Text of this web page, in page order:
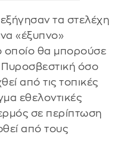
τα στελέχη
«έξυπνο»
οποίο θα μπορούσε
όσο
από τις τοπικές
εθελοντικές
σε περίπτωση
από τους